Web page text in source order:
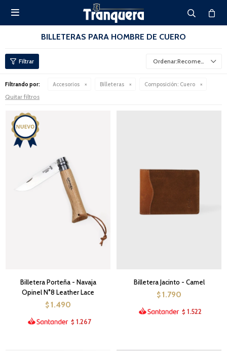

BILLETERAS PARA HOMBRE DE CUERO
Recomendados
Filtrando por: Accesorios Billeteras Composición: Cuero
Quitar filtros
Billetera Porteña - Navaja
Opinel N°8 Leather Lace
$ 1.490
$ 1.267
Billetera Jacinto - Camel
$ 1.790
$ 1.522